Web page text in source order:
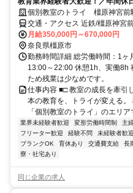
個別教室のトライ 橿原神宮前
交通・アクセス 近鉄/橿原神宮
月給350,000円～670,000円
奈良県橿原市
勤務時間詳細 総労働時間：1ヶ
13:00～22:00 休憩1h、実働8h
ため残業は少なめです。
仕事内容 ■□ 教室の成長を牽引
本の教育を、トライが変える。
「個別教室のトライ」のエリ
業界未経験者歓迎 変形労働時間制 主
フリーター歓迎
経験不問 未経験者歓迎
ブランクOK
育休あり 交通費支給 長
寮・社宅あり
同じ企業の求人